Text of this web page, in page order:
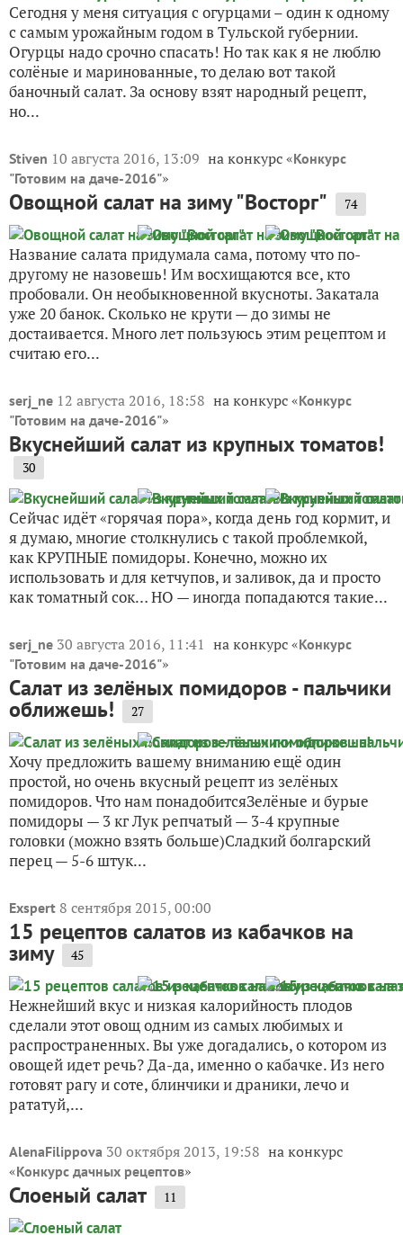
Сегодня у меня ситуация с огурцами – один к одному
с самым урожайным годом в Тульской губернии.
Огурцы надо срочно спасать! Но так как я не люблю
солёные и маринованные, то делаю вот такой
баночный салат. За основу взят народный рецепт,
но...
Stiven 10 августа 2016, 13:09 на конкурс «Конкурс
"Готовим на даче-2016"»
Овощной салат на зиму "Восторг" 74
Название салата придумала сама, потому что по-
другому не назовешь! Им восхищаются все, кто
пробовали. Он необыкновенной вкусноты. Закатала
уже 20 банок. Сколько не крути — до зимы не
достаивается. Много лет пользуюсь этим рецептом и
считаю его...
serj_ne 12 августа 2016, 18:58 на конкурс «Конкурс
"Готовим на даче-2016"»
Вкуснейший салат из крупных томатов!
30
Сейчас идёт «горячая пора», когда день год кормит, и
я думаю, многие столкнулись с такой проблемкой,
как КРУПНЫЕ помидоры. Конечно, можно их
использовать и для кетчупов, и заливок, да и просто
как томатный сок… НО — иногда попадаются такие...
serj_ne 30 августа 2016, 11:41 на конкурс «Конкурс
"Готовим на даче-2016"»
Салат из зелёных помидоров - пальчики
оближешь! 27
Хочу предложить вашему вниманию ещё один
простой, но очень вкусный рецепт из зелёных
помидоров. Что нам понадобитсяЗелёные и бурые
помидоры — 3 кг Лук репчатый — 3-4 крупные
головки (можно взять больше)Сладкий болгарский
перец — 5-6 штук...
Exspert 8 сентября 2015, 00:00
15 рецептов салатов из кабачков на
зиму 45
Нежнейший вкус и низкая калорийность плодов
сделали этот овощ одним из самых любимых и
распространенных. Вы уже догадались, о котором из
овощей идет речь? Да-да, именно о кабачке. Из него
готовят рагу и соте, блинчики и драники, лечо и
рататуй,...
AlenaFilippova 30 октября 2013, 19:58 на конкурс
«Конкурс дачных рецептов»
Слоеный салат 11